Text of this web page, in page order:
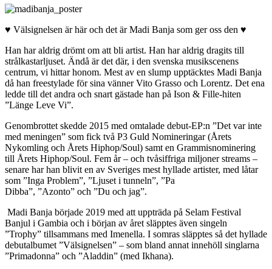
♥ Välsignelsen är här och det är Madi Banja som ger oss den ♥
Han har aldrig drömt om att bli artist. Han har aldrig dragits till
strålkastarljuset. Ändå är det där, i den svenska musikscenens
centrum, vi hittar honom. Mest av en slump upptäcktes Madi Banja
då han freestylade för sina vänner Vito Grasso och Lorentz. Det ena
ledde till det andra och snart gästade han på Ison & Fille-hiten
”Länge Leve Vi”.
Genombrottet skedde 2015 med omtalade debut-EP:n ”Det var inte
med meningen” som fick två P3 Guld Nomineringar (Årets
Nykomling och Årets Hiphop/Soul) samt en Grammisnominering
till Årets Hiphop/Soul. Fem år – och tvåsiffriga miljoner streams –
senare har han blivit en av Sveriges mest hyllade artister, med låtar
som ”Inga Problem”, ”Ljuset i tunneln”, ”Pa
Dibba”, ”Azonto” och ”Du och jag”.
Madi Banja började 2019 med att uppträda på Selam Festival
Banjul i Gambia och i början av året släpptes även singeln
”Trophy” tillsammans med Imenella. I somras släpptes så det hyllade
debutalbumet ”Välsignelsen” – som bland annat innehöll singlarna
”Primadonna” och ”Aladdin” (med Ikhana).